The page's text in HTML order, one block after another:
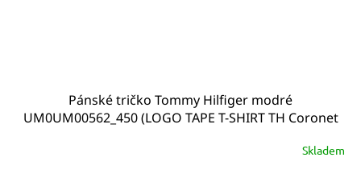
Pánské tričko Tommy Hilfiger modré
UM0UM00562_450 (LOGO TAPE T-SHIRT TH Coronet
Skladem